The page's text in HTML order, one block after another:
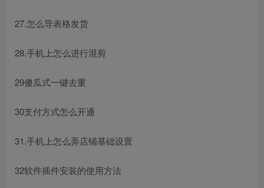
27.怎么导表格发货
28.手机上怎么进行混剪
29傻瓜式一键去重
30支付方式怎么开通
31.手机上怎么弄店铺基础设置
32软件插件安装的使用方法